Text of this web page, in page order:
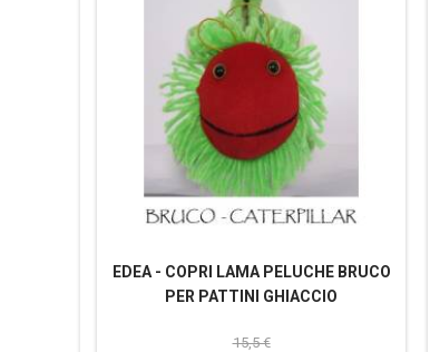
EDEA - COPRI LAMA PELUCHE BRUCO
PER PATTINI GHIACCIO
15,5 €